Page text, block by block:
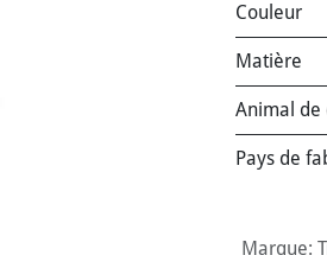
Couleur
Matière
Animal de
Pays de
Marque: